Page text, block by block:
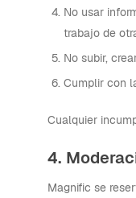
No usar
trabajo de
No subir,
Cumplir con
Cualquier
4.
Magnific se